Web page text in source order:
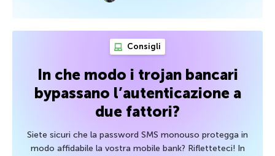
Consigli
In che modo i trojan bancari
bypassano l’autenticazione a
due fattori?
Siete sicuri che la password SMS monouso protegga in
modo affidabile la vostra mobile bank? Rifletteteci! In